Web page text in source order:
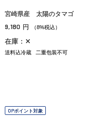
宮崎県産 太陽のタマゴ
9,180 円 （8%税込）
在庫：✕
送料込冷蔵 二重包装不可
OPポイント対象